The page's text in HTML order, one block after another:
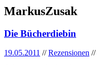
MarkusZusak
Die Bücherdiebin
19.05.2011 //Rezensionen //